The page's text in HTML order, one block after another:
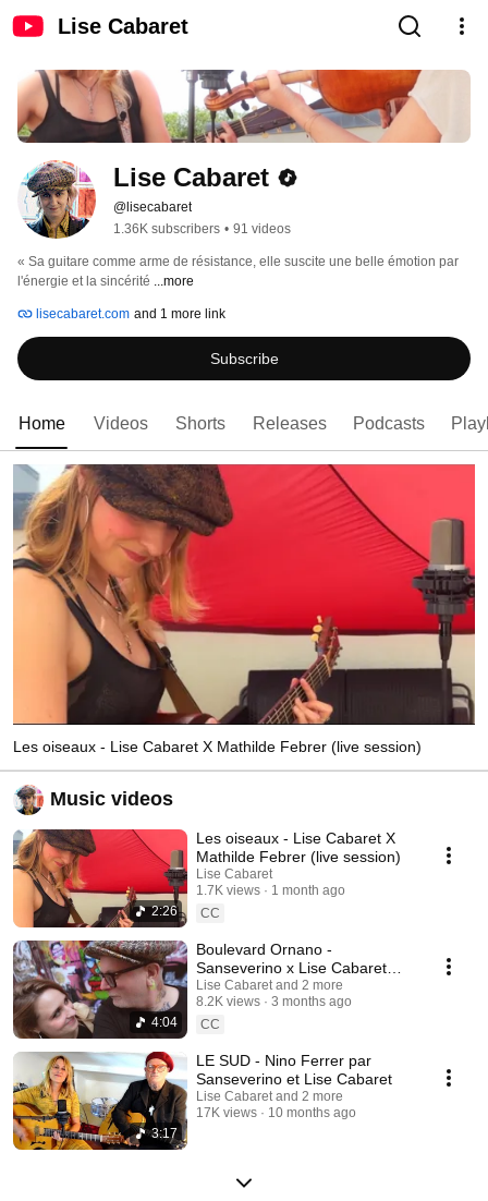
Lise Cabaret
Lise Cabaret
@lisecabaret
1.36K subscribers • 91 videos
« Sa guitare comme arme de résistance, elle suscite une belle émotion par
l'énergie et la sincérité ...more
lisecabaret.com and 1 more link
Subscribe
Home Videos Shorts Releases Podcasts
Les oiseaux - Lise Cabaret X Mathilde Febrer (live session)
Music videos
2:26
Les oiseaux - Lise Cabaret X
Mathilde Febrer (live session)
Lise Cabaret
1.7K views
1 month ago
CC
4:04
Boulevard Ornano -
Sanseverino x Lise Cabaret
(clip officiel)
Lise Cabaret and 2 more
8.2K views
3 months ago
CC
3:17
LE SUD - Nino Ferrer par
Sanseverino et Lise Cabaret
Lise Cabaret and 2 more
17K views
10 months ago